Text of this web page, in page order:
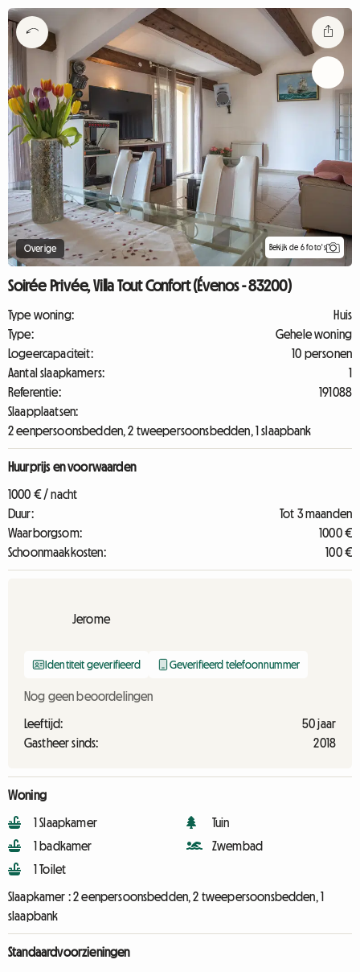
Overige Bekijk de 6 foto's
Soirée Privée, Villa Tout Confort (Évenos - 83200)
Type woning:
Huis
Type:
Gehele woning
Logeercapaciteit:
10 personen
Aantal slaapkamers:
1
Referentie:
191088
Slaapplaatsen:
2 eenpersoonsbedden, 2 tweepersoonsbedden, 1 slaapbank
Huurprijs en voorwaarden
1000 € / nacht
Duur:
Tot 3 maanden
Waarborgsom:
1000 €
Schoonmaakkosten:
100 €
Jerome
Identiteit geverifieerd Geverifieerd telefoonnummer
Nog geen beoordelingen
Leeftijd:
50 jaar
Gastheer sinds:
2018
Woning
1 Slaapkamer
1 badkamer
1 Toilet
Tuin
Zwembad
Slaapkamer :2 eenpersoonsbedden, 2 tweepersoonsbedden, 1
slaapbank
Standaardvoorzieningen